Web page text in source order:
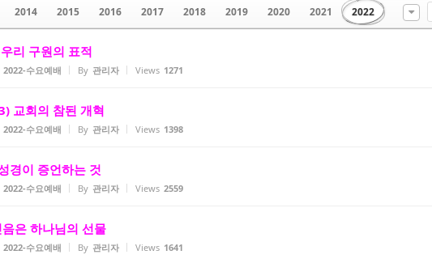
2014 2015 2016 2017 2018 2019 2020 2021 2022
리 구원의 표적
2022-수요예배 By 관리자 Views 1271
교회의 참된 개혁
2022-수요예배 By 관리자 Views 1398
경이 증언하는 것
2022-수요예배 By 관리자 Views 2559
은 하나님의 선물
2022-수요예배 By 관리자 Views 1641